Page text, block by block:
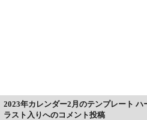
2023年カレンダー2月のテンプレート
ラスト入りへのコメント投稿